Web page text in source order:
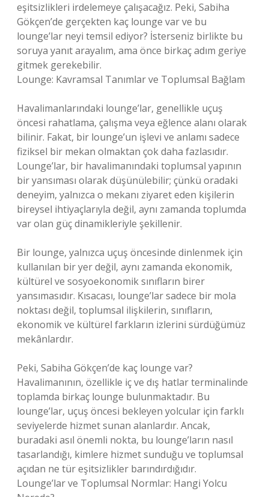
eşitsizlikleri irdelemeye çalışacağız. Peki, Sabiha
Gökçen’de gerçekten kaç lounge var ve bu
lounge’lar neyi temsil ediyor? İsterseniz birlikte bu
soruya yanıt arayalım, ama önce birkaç adım geriye
gitmek gerekebilir.
Lounge: Kavramsal Tanımlar ve Toplumsal Bağlam
Havalimanlarındaki lounge’lar, genellikle uçuş
öncesi rahatlama, çalışma veya eğlence alanı olarak
bilinir. Fakat, bir lounge’un işlevi ve anlamı sadece
fiziksel bir mekan olmaktan çok daha fazlasıdır.
Lounge’lar, bir havalimanındaki toplumsal yapının
bir yansıması olarak düşünülebilir; çünkü oradaki
deneyim, yalnızca o mekanı ziyaret eden kişilerin
bireysel ihtiyaçlarıyla değil, aynı zamanda toplumda
var olan güç dinamikleriyle şekillenir.
Bir lounge, yalnızca uçuş öncesinde dinlenmek için
kullanılan bir yer değil, aynı zamanda ekonomik,
kültürel ve sosyoekonomik sınıfların birer
yansımasıdır. Kısacası, lounge’lar sadece bir mola
noktası değil, toplumsal ilişkilerin, sınıfların,
ekonomik ve kültürel farkların izlerini sürdüğümüz
mekânlardır.
Peki, Sabiha Gökçen’de kaç lounge var?
Havalimanının, özellikle iç ve dış hatlar terminalinde
toplamda birkaç lounge bulunmaktadır. Bu
lounge’lar, uçuş öncesi bekleyen yolcular için farklı
seviyelerde hizmet sunan alanlardır. Ancak,
buradaki asıl önemli nokta, bu lounge’ların nasıl
tasarlandığı, kimlere hizmet sunduğu ve toplumsal
açıdan ne tür eşitsizlikler barındırdığıdır.
Lounge’lar ve Toplumsal Normlar: Hangi Yolcu